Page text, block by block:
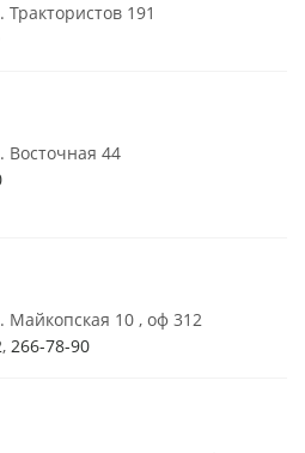
Трактористов 191
Восточная 44
Майкопская 10 , оф 312
, 266-78-90